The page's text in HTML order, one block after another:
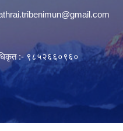
:- ९८५२६६०९६०